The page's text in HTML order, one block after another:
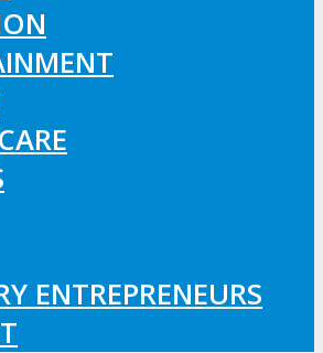
ENTREPRENEURS